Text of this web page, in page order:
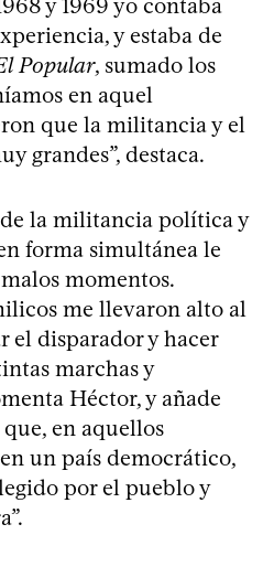
y estaba de
Popular, sumado los
en aquel
que la militancia y el
grandes”, destaca.
la militancia política y
forma simultánea le
momentos.
me llevaron alto al
el disparador y hacer
marchas y
Héctor, y añade
en aquellos
un país democrático,
por el pueblo y